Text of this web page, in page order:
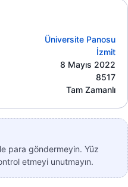
Üniversite Panosu
İzmit
8 Mayıs 2022
8517
Tam Zamanlı
para göndermeyin. Yüz
etmeyi unutmayın.